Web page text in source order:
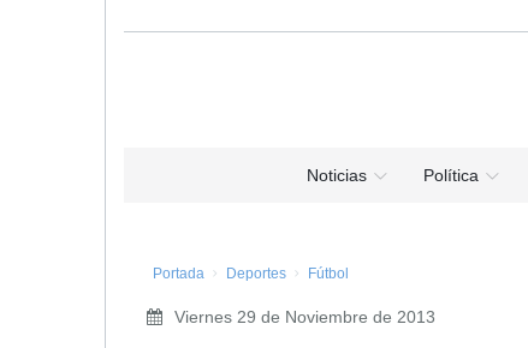
Noticias Política
Portada Deportes Fútbol
Viernes 29 de Noviembre de 2013